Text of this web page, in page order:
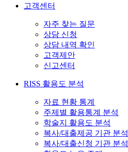
고객센터
자주 찾는 질문
상담 신청
상담 내역 확인
고객제안
신고센터
RISS 활용도 분석
자료 현황 통계
주제별 활용통계 분석
학술지 활용도 분석
복사/대출제공 기관 분석
복사/대출신청 기관 분석